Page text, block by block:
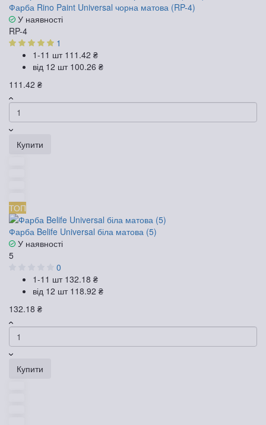
Фарба Rino Paint Universal чорна матова (RP-4)
У наявності
RP-4
1
1-11 шт 111.42 ₴
від 12 шт 100.26 ₴
111.42 ₴
Купити
ТОП
Фарба Belife Universal біла матова (5)
У наявності
5
0
1-11 шт 132.18 ₴
від 12 шт 118.92 ₴
132.18 ₴
Купити